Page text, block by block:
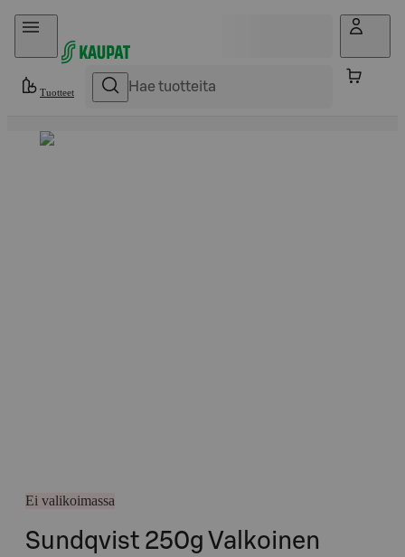
Hyppää sisältöön
Tuotteet
Ei valikoimassa
Sundqvist 250g Valkoinen